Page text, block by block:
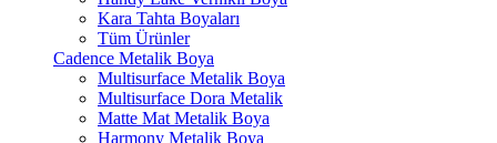
Kara Tahta Boyaları
Tüm Ürünler
Cadence Metalik Boya
Multisurface Metalik Boya
Multisurface Dora Metalik
Matte Mat Metalik Boya
Harmony Metalik Boya